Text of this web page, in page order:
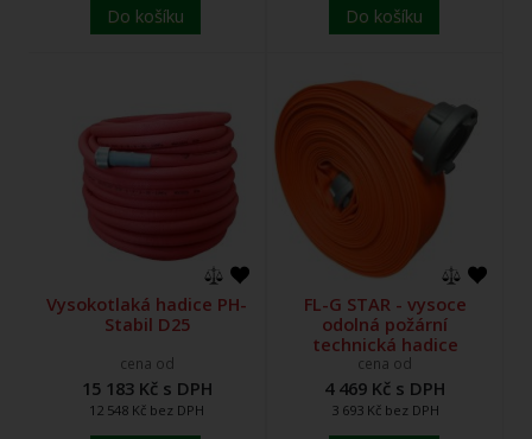
Do košíku Do košíku
Vysokotlaká hadice PH-
Stabil D25
cena od
15 183 Kč s DPH
12 548 Kč bez DPH
FL-G STAR - vysoce
odolná požární
technická hadice
cena od
4 469 Kč s DPH
3 693 Kč bez DPH